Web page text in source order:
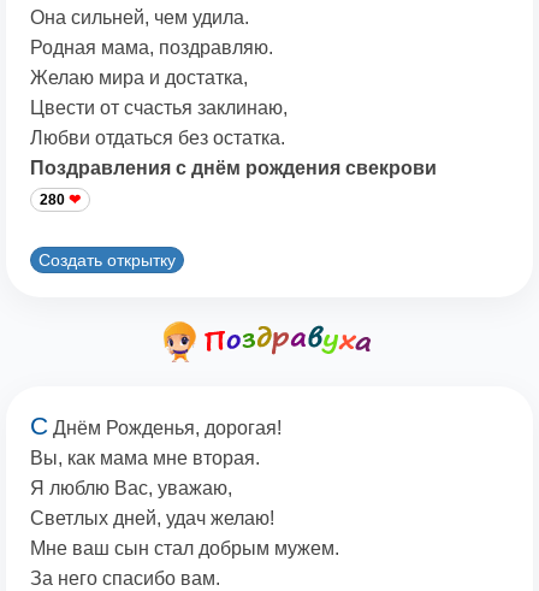
Она сильней, чем удила.
Родная мама, поздравляю.
Желаю мира и достатка,
Цвести от счастья заклинаю,
Любви отдаться без остатка.
Поздравления с днём рождения свекрови
280
Создать открытку
С Днём Рожденья, дорогая!
Вы, как мама мне вторая.
Я люблю Вас, уважаю,
Светлых дней, удач желаю!
Мне ваш сын стал добрым мужем.
За него спасибо вам.